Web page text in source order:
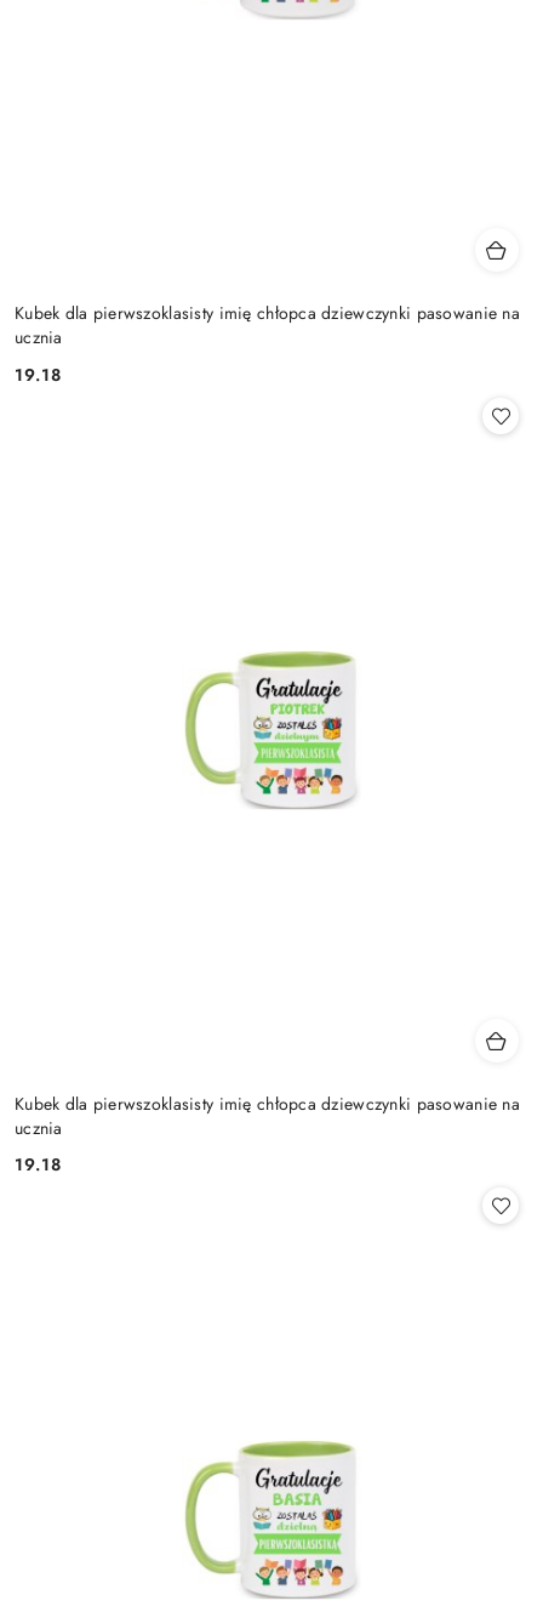
Kubek dla pierwszoklasisty imię chłopca dziewczynki pasowanie na
ucznia
Cena:
19.18
Kubek dla pierwszoklasisty imię chłopca dziewczynki pasowanie na
ucznia
Cena:
19.18